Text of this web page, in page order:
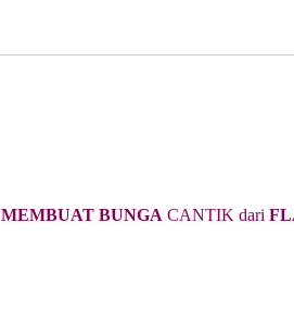
MEMBUAT BUNGA CANTIK dari